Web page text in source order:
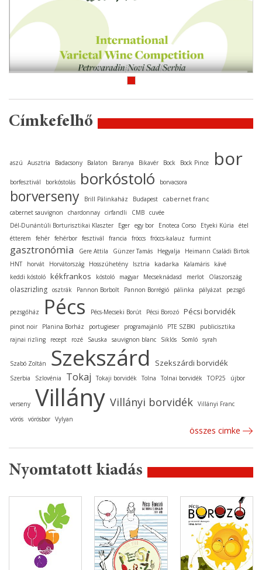
Címkefelhő
aszú Ausztria Badacsony Balaton Baranya Bikavér Bock Bock Pince bor
borfesztivál borkóstolás borkóstoló borvacsora
borverseny Brill Pálinkaház Budapest cabernet franc
cabernet sauvignon chardonnay cirfandli CMB cuvée
Dél-Dunántúli Borturisztikai Klaszter
Eger egy bor Enoteca Corso Etyeki Kúria
étel
étterem
fehér fehérbor fesztivál francia fröccs fröccs-kalauz furmint
gasztronómia Gere Attila Günzer Tamás Hegyalja
Heimann Családi Birtok
HNT
horvát Horvátország Hosszúhetény Isztria kadarka Kalamáris
kávé
keddi kóstoló kékfrankos kóstoló magyar Mecseknádasd merlot Olaszország
olaszrizling osztrák Pannon Borbolt Pannon Borrégió pálinka pályázat pezsgő
pezsgőház Pécs Pécs-Mecseki Borút Pécsi Borozó Pécsi borvidék
pinot noir Planina Borház portugieser programajánló PTE SZBKI
publicisztika
rajnai rizling
recept rozé Sauska sauvignon blanc Siklós Somló syrah
Szabó Zoltán Szekszárd Szekszárdi borvidék
Szerbia Szlovénia Tokaj Tokaji borvidék Tolna Tolnai borvidék TOP25 újbor
verseny Villány Villányi borvidék Villányi Franc
vörös vörösbor Vylyan
összes cimke
Nyomtatott kiadás